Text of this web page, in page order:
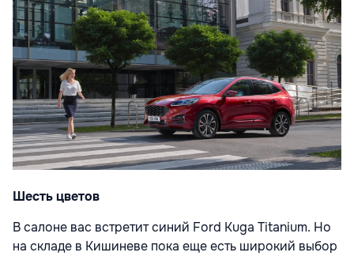
Шесть цветов
В салоне вас встретит синий Ford Kuga Titanium. Но
на складе в Кишиневе пока еще есть широкий выбор